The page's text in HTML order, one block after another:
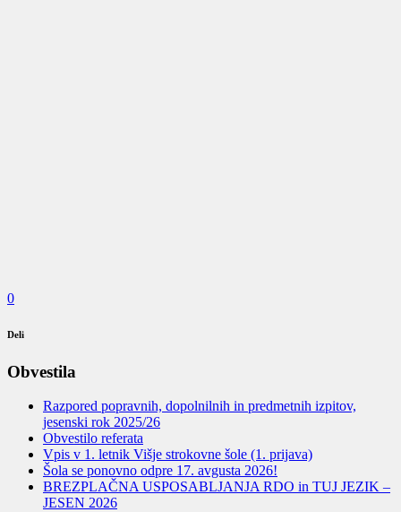
0
Deli
Obvestila
Razpored popravnih, dopolnilnih in predmetnih izpitov,
jesenski rok 2025/26
Obvestilo referata
Vpis v 1. letnik Višje strokovne šole (1. prijava)
Šola se ponovno odpre 17. avgusta 2026!
BREZPLAČNA USPOSABLJANJA RDO in TUJ JEZIK –
JESEN 2026